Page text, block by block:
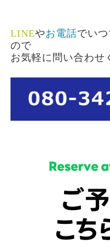
LINEやお電話でい
ので
お気軽に問い合わせ